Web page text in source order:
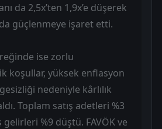
da 2,5x’ten 1,9x’e düşerek
güçlenmeye işaret etti.
ise zorlu
koşullar, yüksek enflasyon
nedeniyle kârlılık
Toplam satış adetleri %3
%9 düştü. FAVÖK ve